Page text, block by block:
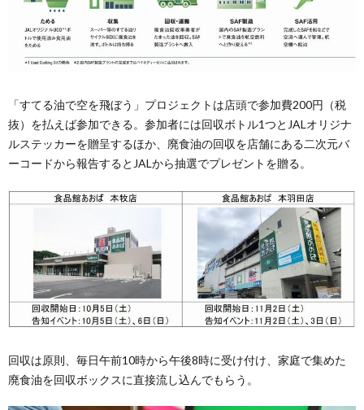
「すてる油で空を飛ぼう」プロジェクトは店頭で参加費200円（税
抜）を払えば参加できる。参加者には回収ボトル1つとJALオリジナ
ルステッカーを贈呈するほか、廃食油の回収を店舗にある二次元バ
ーコードから報告するとJALから抽選でプレゼントを贈る。
回収は原則、毎日午前10時から午後8時に受け付け、家庭で集めた
廃食油を回収ボックスに直接流し込んでもらう。